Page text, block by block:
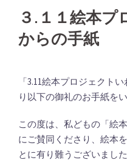
３.１１絵本プ
からの手紙
「3.11絵本プロジェクト
り以下の御礼のお手紙を
この度は、私どもの「絵
にご賛同くださり、絵本
とに有り難うございまし